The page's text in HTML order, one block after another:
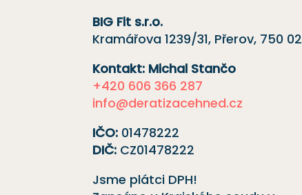
BIG Fit s.r.o.
Kramářova 1239/31, Přerov, 750 02
Kontakt: Michal Stančo
+420 606 366 287
info@deratizacehned.cz
IČO: 01478222
DIČ: CZ01478222
Jsme plátci DPH!